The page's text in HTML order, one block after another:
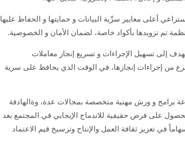
أن الأنظمة الإلكترونية التي سيتم اعتمادها منتصف 2026، ستراعي أعلى معايير سرِّية البيانات و حمايتها و الحفاظ عليها
تم تزويدها بأكواد خاصة، لضمان الأمان و الخصوصية.
إلى تسهيل الإجراءات و تسريع إنجاز معاملات
من إجراءات إنجازها، في الوقت الذي يحافظ على سرية
برامج و ورش مهنية متخصصة بمجالات عدة، وةالهادفة
على فرص حقيقية للاندماج الإيجابي في المجتمع بعد
في تعزيز ثقافة العمل والإنتاج وترسيخ قيم الاعتماد